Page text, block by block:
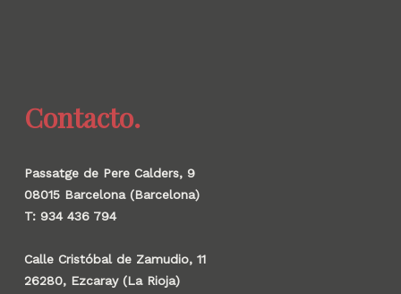
Contacto.
Passatge de Pere Calders, 9
08015 Barcelona (Barcelona)
T: 934 436 794
Calle Cristóbal de Zamudio, 11
26280, Ezcaray (La Rioja)